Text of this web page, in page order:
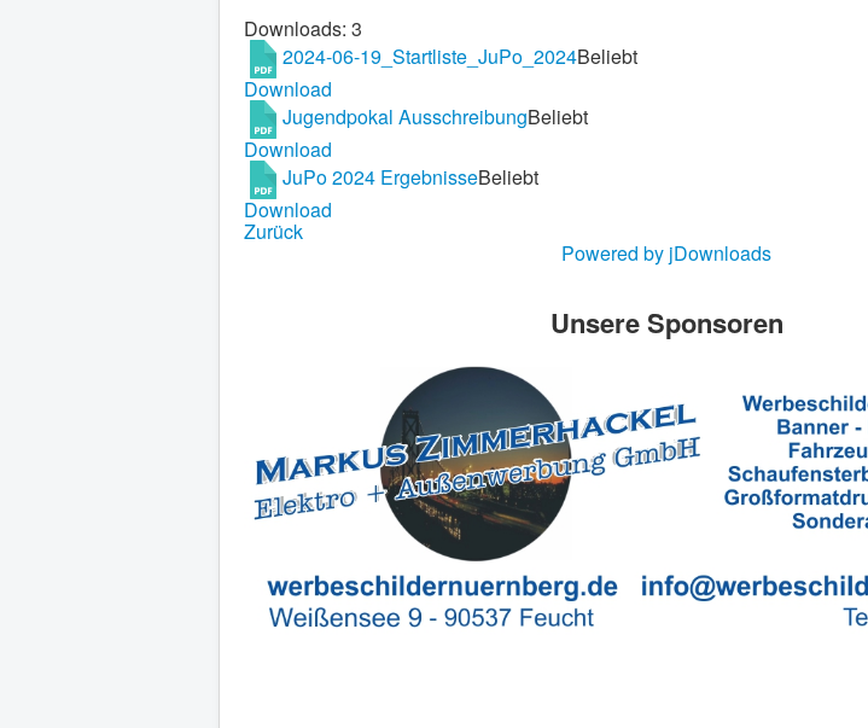
Downloads: 3
2024-06-19_Startliste_JuPo_2024Beliebt
Download
Jugendpokal AusschreibungBeliebt
Download
JuPo 2024 ErgebnisseBeliebt
Download
Zurück
Powered by jDownloads
Unsere Sponsoren